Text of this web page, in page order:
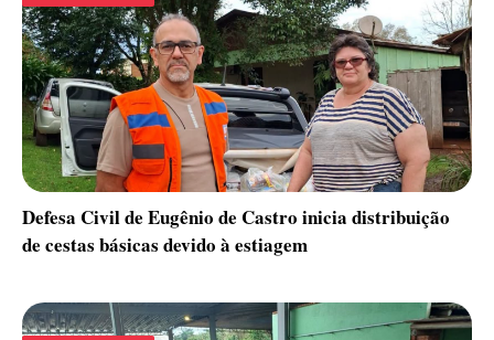
Defesa Civil de Eugênio de Castro inicia distribuição
de cestas básicas devido à estiagem